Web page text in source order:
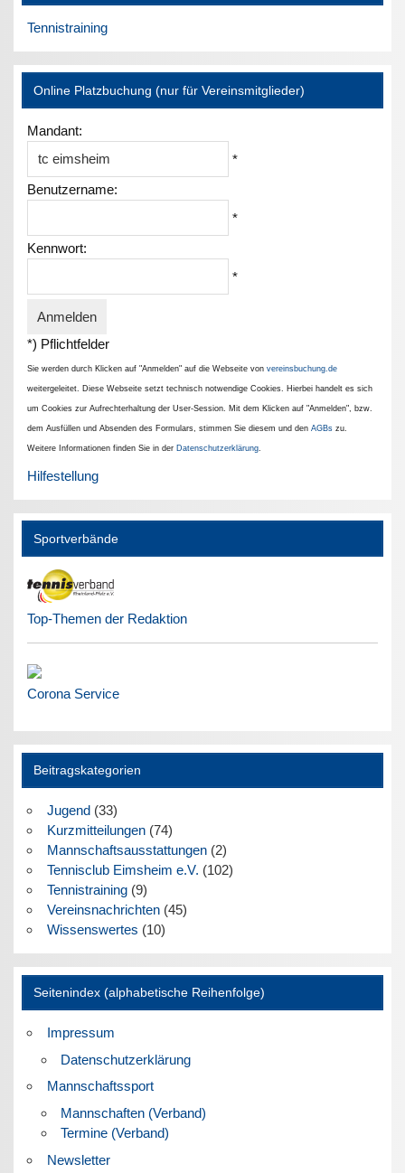
Tennistraining
Online Platzbuchung (nur für Vereinsmitglieder)
Mandant:
*
Benutzername:
*
Kennwort:
*
*) Pflichtfelder
Sie werden durch Klicken auf "Anmelden" auf die Webseite vonvereinsbuchung.de
weitergeleitet. Diese Webseite setzt technisch notwendige Cookies. Hierbei handelt es sich
um Cookies zur Aufrechterhaltung der User-Session. Mit dem Klicken auf "Anmelden", bzw.
dem Ausfüllen und Absenden des Formulars, stimmen Sie diesem und denAGBs zu.
Weitere Informationen finden Sie in der Datenschutzerklärung
Hilfestellung
Sportverbände
Top-Themen der Redaktion
Corona Service
Beitragskategorien
Jugend(33)
Kurzmitteilungen(74)
Mannschaftsausstattungen(2)
Tennisclub Eimsheim e.V. (102)
Tennistraining(9)
Vereinsnachrichten(45)
Wissenswertes (10)
Seitenindex (alphabetische Reihenfolge)
Impressum
Datenschutzerklärung
Mannschaftssport
Mannschaften (Verband)
Termine (Verband)
Newsletter